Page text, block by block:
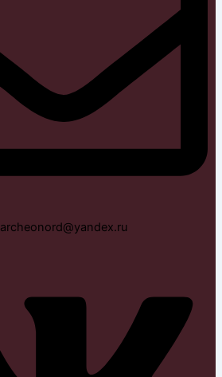
archeonord@yandex.ru